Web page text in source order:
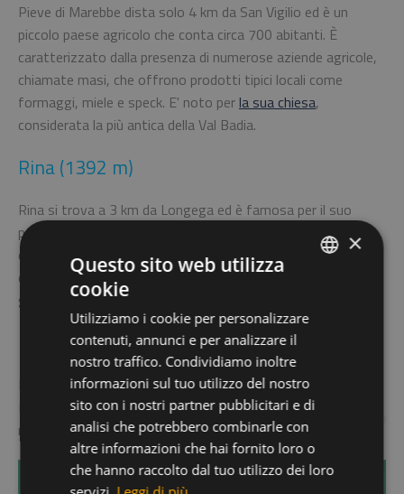
Pieve di Marebbe dista solo 4 km da San Vigilio ed è un
piccolo paese agricolo che conta circa 700 abitanti. È
caratterizzato dalla presenza di numerose aziende agricole,
chiamate masi, che offrono prodotti tipici locali come
formaggi, miele e speck. E' noto per la sua chiesa,
considerata la più antica della Val Badia.
Rina (1392 m)
Rina si trova a 3 km da Longega ed è famosa per il suo
paesaggio e per la sua vicinanza al Sasso Putia e al Passo
delle Erbe. La popolazione di 500 abitanti vive principalmente
di agricoltura. Se vuoi un consiglio, visita la malga di Rina che
gode di un'ottima posizione in mezzo alla natura.
Longega (1015 m)
Longega è il primo paesino che si incontra arrivando in Val
Badia. Sorge alla confluenza di due fiumi e da qui prende il
nome che in ladino significa "vicino all'acqua".
Wellness Hotel
GERMAN
×
Questo sito web utilizza
cookie
Utilizziamo i cookie per personalizzare
contenuti, annunci e per analizzare il
nostro traffico. Condividiamo inoltre
informazioni sul tuo utilizzo del nostro
sito con i nostri partner pubblicitari e di
analisi che potrebbero combinarle con
altre informazioni che hai fornito loro o
che hanno raccolto dal tuo utilizzo dei loro